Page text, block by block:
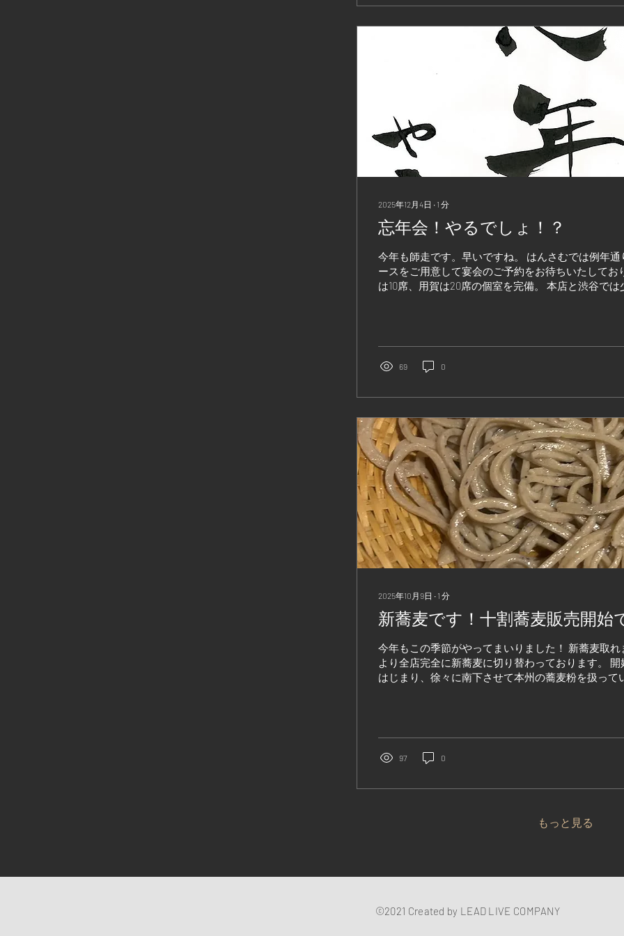
2025年12月4日 ∙ 1 分
忘年会！やるでしょ！？
今年も師走です。早いですね。 はんさむでは例年
ースをご用意して宴会のご予約をお待ちいたしてお
は10席、用賀は20席の個室を完備。 本店と渋谷で
69 0
2025年10月9日 ∙ 1 分
新蕎麦です！十割蕎麦販売開始
今年もこの季節がやってまいりました！ 新蕎麦取
より全店完全に新蕎麦に切り替わっております。
はじまり、徐々に南下させて本州の蕎麦粉を扱って
97 0
もっと見る
©2021 Created by LEAD LIVE COMPANY